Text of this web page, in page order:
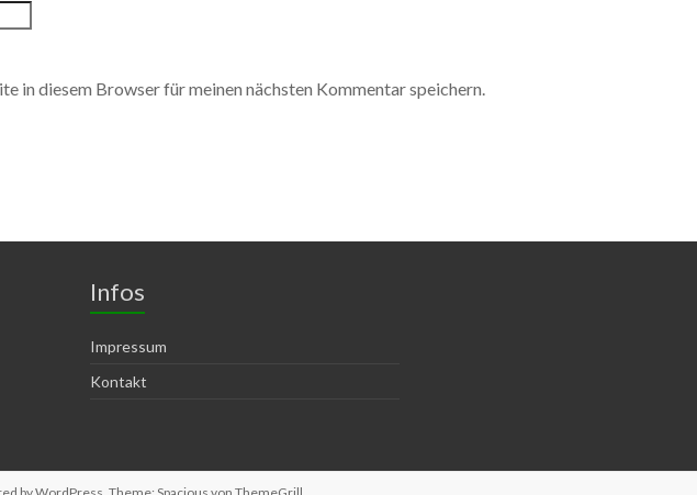
in diesem Browser für meinen nächsten Kommentar speichern.
Infos
Impressum
Kontakt